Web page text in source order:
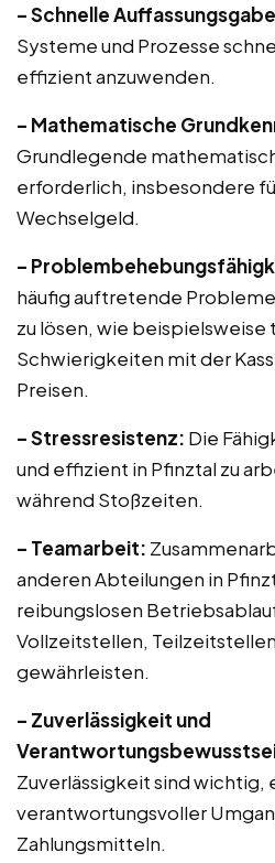
– Schnelle
Systeme und Prozesse
effizient anzuwenden.
– Mathematische
Grundlegende
erforderlich, insbesondere
Wechselgeld.
–
häufig auftretende
zu lösen, wie beispielsweise
Schwierigkeiten mit der
Preisen.
– Stressresistenz: Die
und effizient in Pfinztal zu
während Stoßzeiten.
– Teamarbeit:
anderen Abteilungen in
reibungslosen
Vollzeitstellen,
gewährleisten.
– Zuverlässigkeit und
Zuverlässigkeit sind wichtig,
verantwortungsvoller
Zahlungsmitteln.